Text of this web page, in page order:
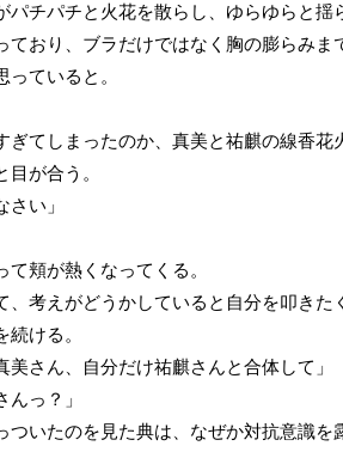
チパチと火花を散らし、ゆらゆらと揺
ており、ブラだけではなく胸の膨らみま
ていると。
てしまったのか、真美と祐麒の線香花
が合う。
さい」
頬が熱くなってくる。
考えがどうかしていると自分を叩きた
ける。
美さん、自分だけ祐麒さんと合体して」
っ？」
いたのを見た典は、なぜか対抗意識を